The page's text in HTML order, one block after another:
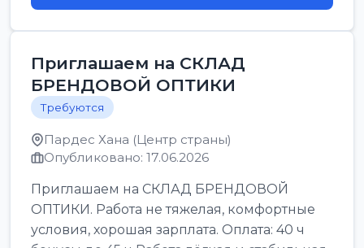
Приглашаем на СКЛАД
БРЕНДОВОЙ ОПТИКИ
Требуются
Пардес Хана (Центр страны)
Опубликовано: 17.06.2026
Приглашаем на СКЛАД БРЕНДОВОЙ
ОПТИКИ. Работа не тяжелая, комфортные
условия, хорошая зарплата. Оплата: 40 ч